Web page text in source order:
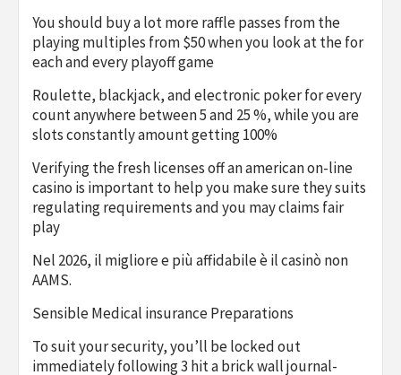
You should buy a lot more raffle passes from the
playing multiples from $50 when you look at the for
each and every playoff game
Roulette, blackjack, and electronic poker for every
count anywhere between 5 and 25 %, while you are
slots constantly amount getting 100%
Verifying the fresh licenses off an american on-line
casino is important to help you make sure they suits
regulating requirements and you may claims fair
play
Nel 2026, il migliore e più affidabile è il casinò non
AAMS.
Sensible Medical insurance Preparations
To suit your security, you’ll be locked out
immediately following 3 hit a brick wall journal-